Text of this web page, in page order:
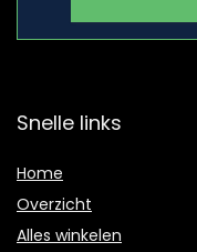
Snelle links
Home
Overzicht
Alles winkelen